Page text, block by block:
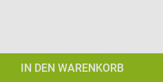
IN DEN WARENKORB